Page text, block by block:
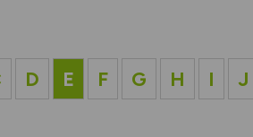
D E F G H I J